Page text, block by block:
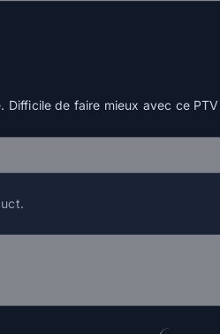
Difficile de faire mieux avec ce PTV